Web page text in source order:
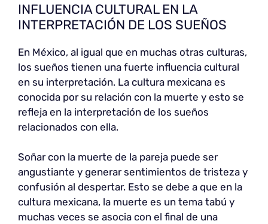
INFLUENCIA CULTURAL EN LA
INTERPRETACIÓN DE LOS SUEÑOS
En México, al igual que en muchas otras culturas,
los sueños tienen una fuerte influencia cultural
en su interpretación. La cultura mexicana es
conocida por su relación con la muerte y esto se
refleja en la interpretación de los sueños
relacionados con ella.
Soñar con la muerte de la pareja puede ser
angustiante y generar sentimientos de tristeza y
confusión al despertar. Esto se debe a que en la
cultura mexicana, la muerte es un tema tabú y
muchas veces se asocia con el final de una